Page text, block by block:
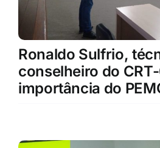
Ronaldo Sulfrio,
conselheiro do
importância do